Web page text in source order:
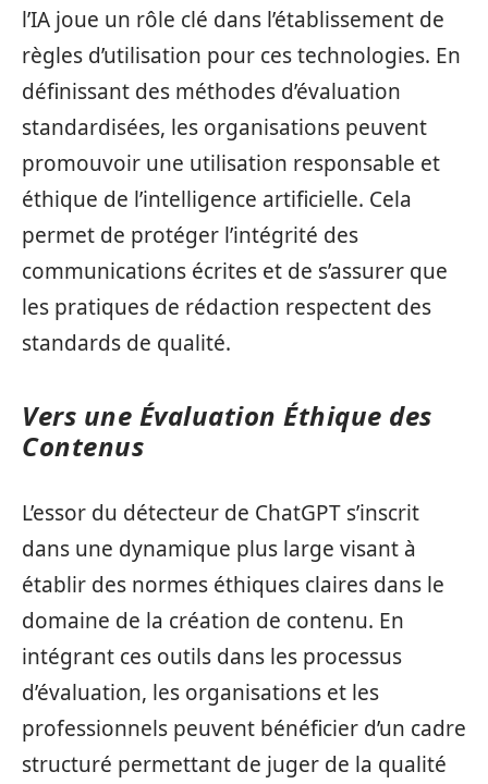
l’IA joue un rôle clé dans l’établissement de
règles d’utilisation pour ces technologies. En
définissant des méthodes d’évaluation
standardisées, les organisations peuvent
promouvoir une utilisation responsable et
éthique de l’intelligence artificielle. Cela
permet de protéger l’intégrité des
communications écrites et de s’assurer que
les pratiques de rédaction respectent des
standards de qualité.
Vers une Évaluation Éthique des
Contenus
L’essor du détecteur de ChatGPT s’inscrit
dans une dynamique plus large visant à
établir des normes éthiques claires dans le
domaine de la création de contenu. En
intégrant ces outils dans les processus
d’évaluation, les organisations et les
professionnels peuvent bénéficier d’un cadre
structuré permettant de juger de la qualité